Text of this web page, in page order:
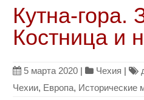
Кутна-гора.
Костница и
5 марта 2020 | Чехия |
Чехии, Европа, Исторические